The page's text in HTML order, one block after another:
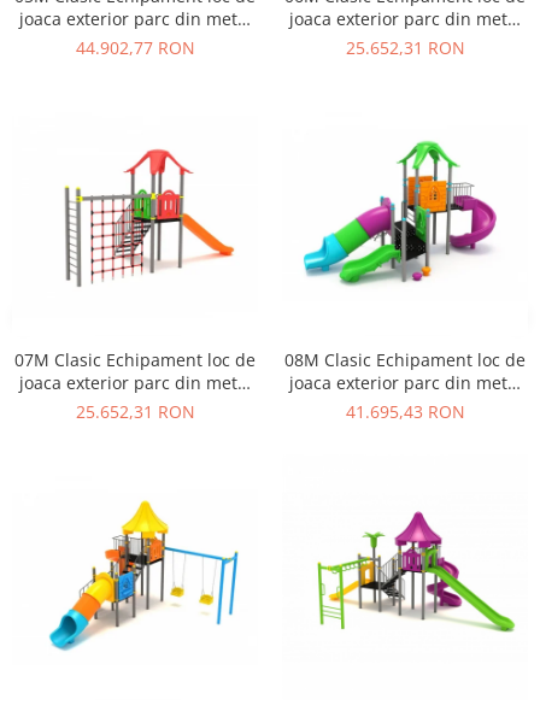
joaca exterior parc din metal
cu Scara Tobogan si
44.902,77 RON
joaca exterior parc din metal
cu Scara 3 Tobogane
25.652,31 RON
07M Clasic Echipament loc de
joaca exterior parc din metal
cu Scara Tobogan si
25.652,31 RON
08M Clasic Echipament loc de
joaca exterior parc din metal
cu 3 Tobogane si Cataratoare
41.695,43 RON